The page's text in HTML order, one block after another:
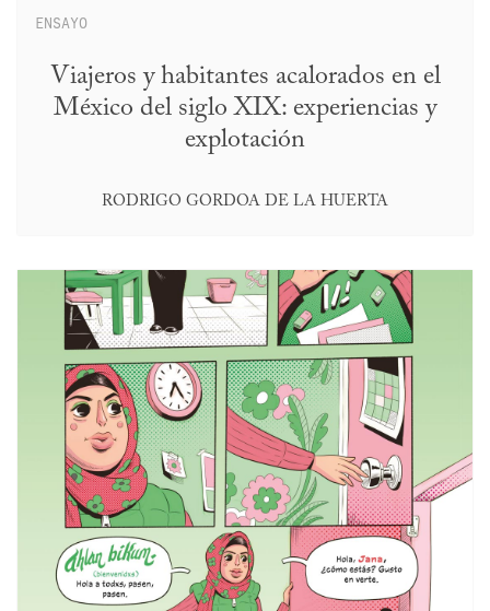
ENSAYO
Viajeros y habitantes acalorados en el
México del siglo XIX: experiencias y
explotación
RODRIGO GORDOA DE LA HUERTA